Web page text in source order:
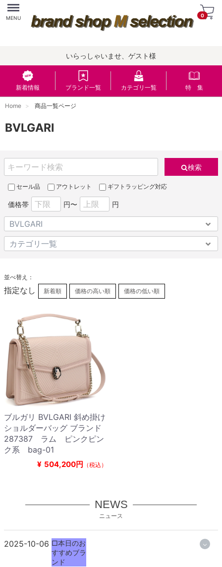
Menu
MENU 0
いらっしゃいませ、ゲスト様
新着情報 ブランド一覧 カテゴリ一覧 特 集
Home 商品一覧ページ
BVLGARI
検索
セール品 アウトレット ギフトラッピング対応
価格帯 円〜 円
並べ替え：
指定なし 新着順 価格の高い順 価格の低い順
ブルガリ BVLGARI 斜め掛け
ショルダーバッグ ブランド
287387 ラム ピンクピン
ク系 bag-01
¥ 504,200円 （税込）
NEWS
ニュース
2025-10-06 □本日のお
すすめブラ
ンド